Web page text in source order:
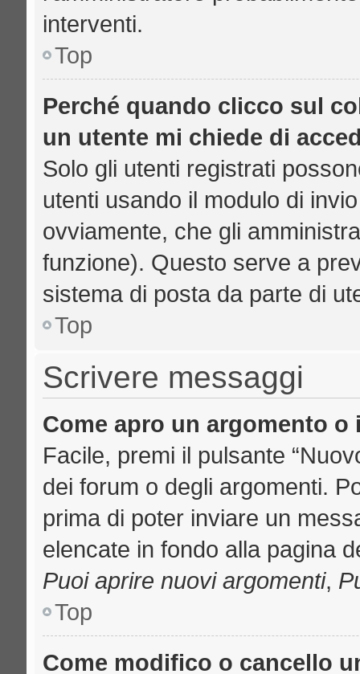
interventi.
Top
Perché quando clicco sul
un utente mi chiede di
Solo gli utenti registrati
utenti usando il modulo di
ovviamente, che gli
funzione). Questo serve a
sistema di posta da parte di
Top
Scrivere messaggi
Come apro un argomento
Facile, premi il pulsante
dei forum o degli argomenti.
prima di poter inviare un
elencate in fondo alla pagina
Puoi aprire nuovi argomenti,
Top
Come modifico o cancello